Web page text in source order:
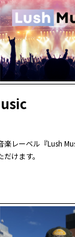
楽レーベル『Lush
けます。